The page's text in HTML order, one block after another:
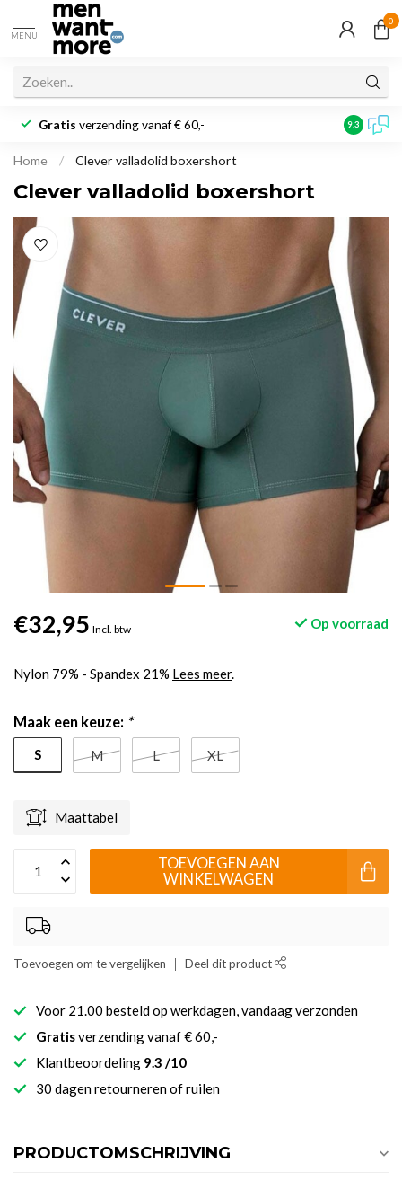
MENU
0
Gratis verzending vanaf € 60,- 9.3
Home / Clever valladolid boxershort
Clever valladolid boxershort
€32,95 Incl. btw Op voorraad
Nylon 79% - Spandex 21% Lees meer.
Maak een keuze: *
S M L XL
Maattabel
TOEVOEGEN AAN
WINKELWAGEN
Toevoegen om te vergelijken Deel dit product
Voor 21.00 besteld op werkdagen, vandaag verzonden
Gratisverzending vanaf € 60,-
Klantbeoordeling 9.3 /10
30 dagen retourneren of ruilen
PRODUCTOMSCHRIJVING